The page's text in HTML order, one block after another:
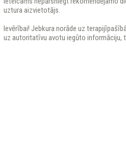
uztura aizvietotājs.
Ievērībai! Jebkura norāde uz
uz autoritatīvu avotu iegūto informāciju,